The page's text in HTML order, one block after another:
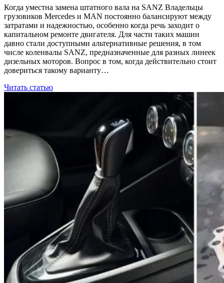
Когда уместна замена штатного вала на SANZ Владельцы
грузовиков Mercedes и MAN постоянно балансируют между
затратами и надежностью, особенно когда речь заходит о
капитальном ремонте двигателя. Для части таких машин
давно стали доступными альтернативные решения, в том
числе коленвалы SANZ, предназначенные для разных линеек
дизельных моторов. Вопрос в том, когда действительно стоит
довериться такому варианту…
Читать статью